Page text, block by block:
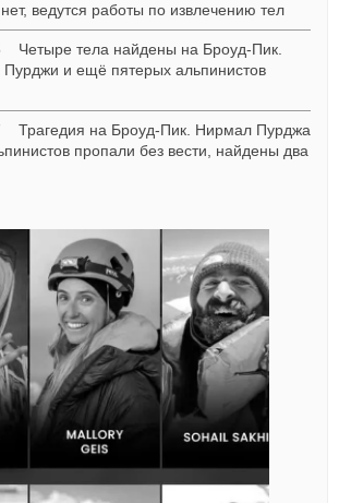
ведутся работы по извлечению тел
Четыре тела найдены на Броуд-Пик.
и ещё пятерых альпинистов
Трагедия на Броуд-Пик. Нирмал Пурджа
пропали без вести, найдены два